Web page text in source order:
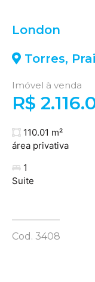
London
Torres,
Imóvel à venda
R$
110.01 m²
área privativa
1
Suite
Cod. 3408